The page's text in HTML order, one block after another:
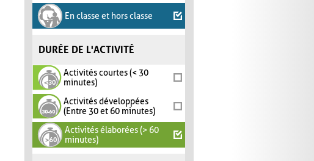
En classe et hors classe
DURÉE DE L'ACTIVITÉ
Activités courtes (< 30
minutes)
Activités développées
(Entre 30 et 60 minutes)
Activités élaborées (> 60
minutes)